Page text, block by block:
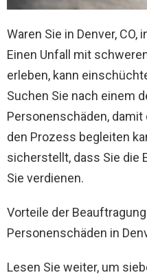
Waren Sie in Denver,
Einen Unfall mit
erleben, kann
Suchen Sie nach einem
Personenschäden,
den Prozess begleiten
sicherstellt, dass Sie die
Sie verdienen.
Vorteile der
Personenschäden in
Lesen Sie weiter, um